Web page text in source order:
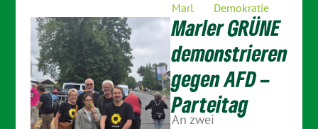
Marl
Demokratie
Marler GRÜNE
demonstrieren
gegen AFD –
Parteitag
An zwei